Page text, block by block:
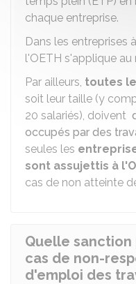
chaque entreprise.
Dans les entreprises
l'OETH s'applique au
Par ailleurs, toutes
soit leur taille (y
20 salariés), doivent
occupés par des
seules les
sont assujettis à
cas de non atteinte
Quelle
cas de non-
d'emploi des